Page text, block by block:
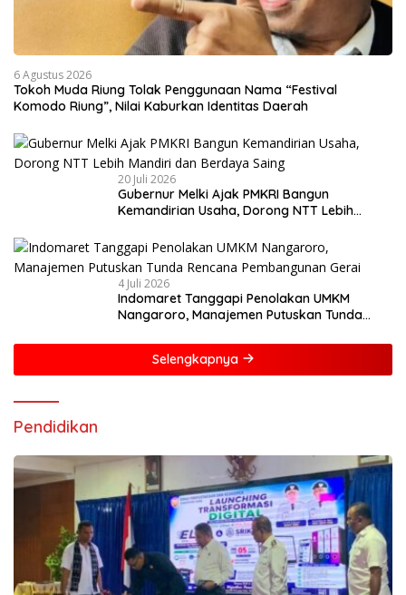
6 Agustus 2026
Tokoh Muda Riung Tolak Penggunaan Nama “Festival
Komodo Riung”, Nilai Kaburkan Identitas Daerah
20 Juli 2026
Gubernur Melki Ajak PMKRI Bangun
Kemandirian Usaha, Dorong NTT Lebih
4 Juli 2026
Indomaret Tanggapi Penolakan UMKM
Nangaroro, Manajemen Putuskan Tunda
Selengkapnya
Pendidikan